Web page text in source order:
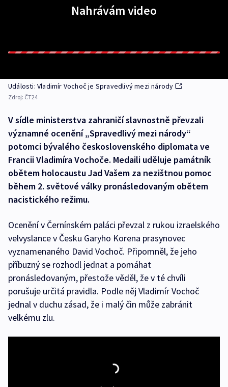
Nahrávám video
Události: Vladimír Vochoč je Spravedlivý mezi národy
Zdroj: ČT24
V sídle ministerstva zahraničí slavnostně převzali
významné ocenění „Spravedlivý mezi národy“
potomci bývalého československého diplomata ve
Francii Vladimíra Vochoče. Medaili uděluje památník
obětem holocaustu Jad Vašem za nezištnou pomoc
během 2. světové války pronásledovaným obětem
nacistického režimu.
Ocenění v Černínském paláci převzal z rukou izraelského
velvyslance v Česku Garyho Korena prasynovec
vyznamenaného David Vochoč. Připomněl, že jeho
příbuzný se rozhodl jednat a pomáhat
pronásledovaným, přestože věděl, že v té chvíli
porušuje určitá pravidla. Podle něj Vladimír Vochoč
jednal v duchu zásad, že i malý čin může zabránit
velkému zlu.